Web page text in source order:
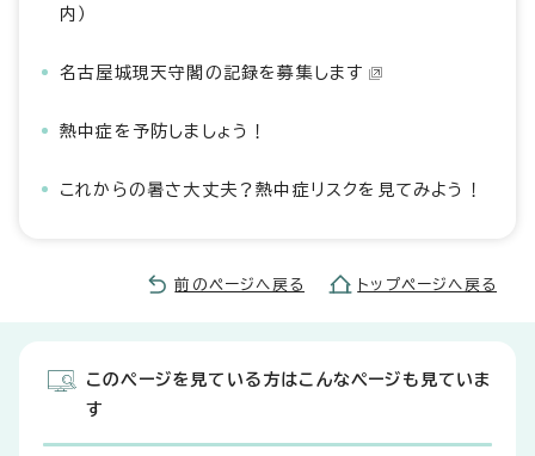
内）
名古屋城現天守閣の記録を募集します
熱中症を予防しましょう！
これからの暑さ大丈夫？熱中症リスクを見てみよう！
前のページへ戻る トップページへ戻る
このページを見ている方はこんなページも見ていま
す